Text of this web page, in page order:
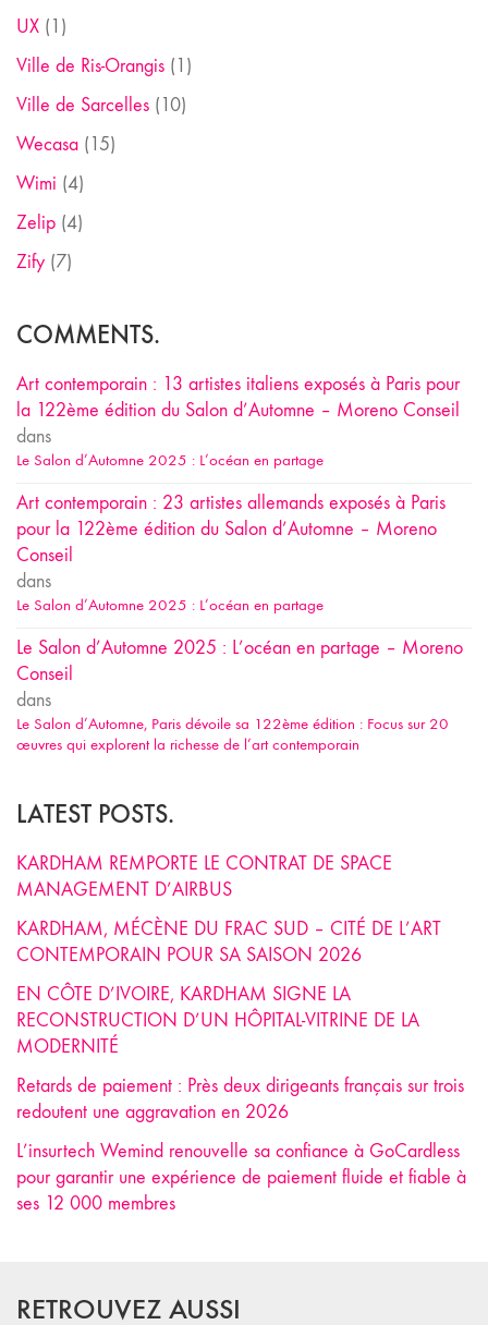
UX (1)
Ville de Ris-Orangis (1)
Ville de Sarcelles (10)
Wecasa (15)
Wimi (4)
Zelip (4)
Zify (7)
COMMENTS.
Art contemporain : 13 artistes italiens exposés à Paris pour
la 122ème édition du Salon d’Automne – Moreno Conseil
dans
Le Salon d’Automne 2025 : L’océan en partage
Art contemporain : 23 artistes allemands exposés à Paris
pour la 122ème édition du Salon d’Automne – Moreno
Conseil
dans
Le Salon d’Automne 2025 : L’océan en partage
Le Salon d’Automne 2025 : L’océan en partage – Moreno
Conseil
dans
Le Salon d’Automne, Paris dévoile sa 122ème édition : Focus sur 20
œuvres qui explorent la richesse de l’art contemporain
LATEST POSTS.
KARDHAM REMPORTE LE CONTRAT DE SPACE
MANAGEMENT D’AIRBUS
KARDHAM, MÉCÈNE DU FRAC SUD – CITÉ DE L’ART
CONTEMPORAIN POUR SA SAISON 2026
EN CÔTE D’IVOIRE, KARDHAM SIGNE LA
RECONSTRUCTION D’UN HÔPITAL-VITRINE DE LA
MODERNITÉ
Retards de paiement : Près deux dirigeants français sur trois
redoutent une aggravation en 2026
L’insurtech Wemind renouvelle sa confiance à GoCardless
pour garantir une expérience de paiement fluide et fiable à
ses 12 000 membres
RETROUVEZ AUSSI